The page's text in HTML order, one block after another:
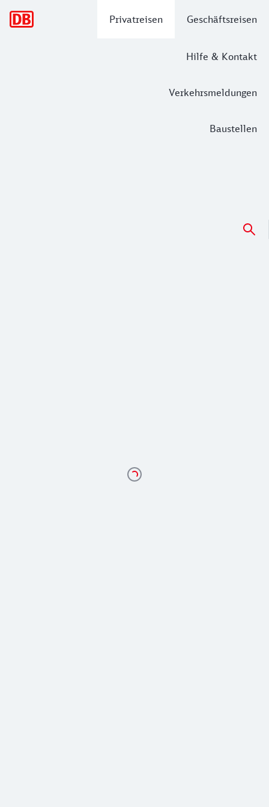
Privatreisen Geschäftsreisen
Hilfe & Kontakt
Verkehrsmeldungen
Baustellen